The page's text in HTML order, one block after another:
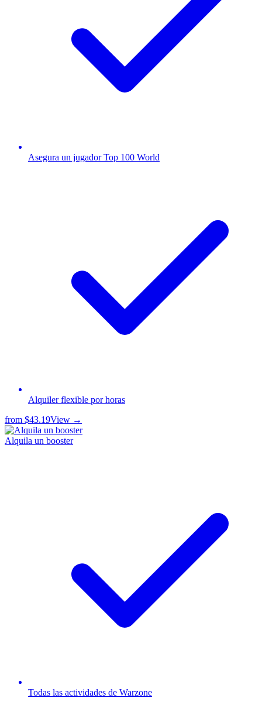
Asegura un jugador Top 100 World
Alquiler flexible por horas
from $43.19View →
Alquila un booster
Todas las actividades de Warzone